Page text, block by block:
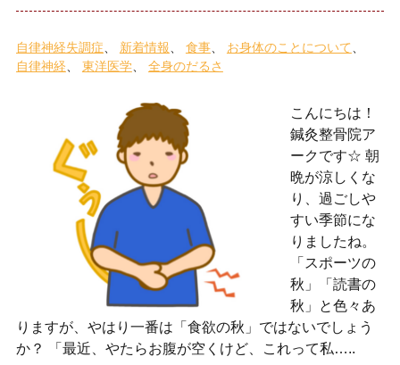
自律神経失調症 新着情報 食事
お身体のことについて
自律神経
東洋医学 全身のだるさ
こんにちは！
鍼灸整骨院ア
ークです☆ 朝
晩が涼しくな
り、過ごしや
すい季節にな
りましたね。
「スポーツの
秋」「読書の
秋」と色々あ
りますが、やはり一番は「食欲の秋」ではないでしょう
か？ 「最近、やたらお腹が空くけど、これって私…..